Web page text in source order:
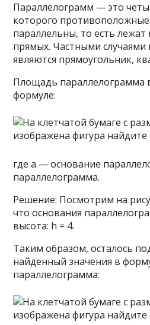
Параллелограмм — это
которого
параллельны, то есть
прямых. Частными случаями
являются прямоугольник,
Площадь параллелограмма
формуле:
где a — основание
параллелограмма.
Решение: Посмотрим на
что основания
высота: h = 4.
Таким образом, осталось
найденный значения в
параллелограмма: